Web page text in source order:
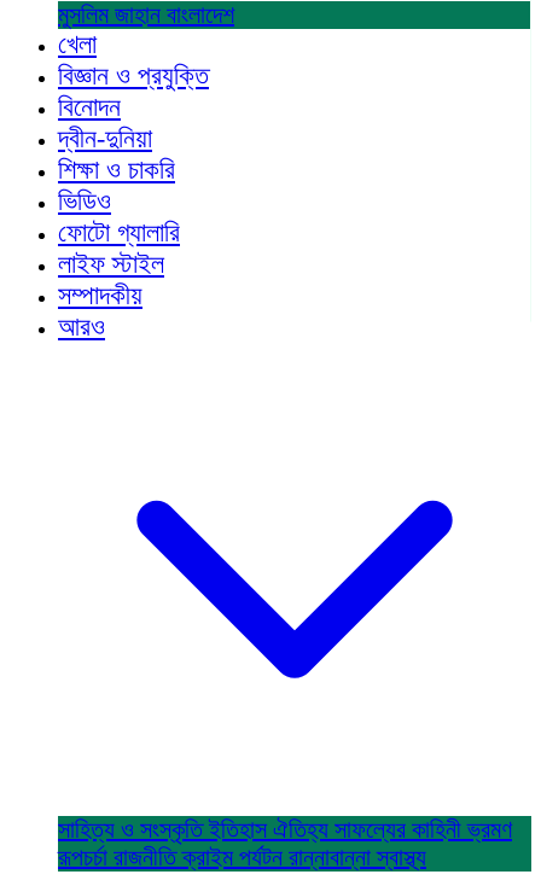
মুসলিম জাহান বাংলাদেশ
খেলা
বিজ্ঞান ও প্রযুক্তি
বিনোদন
দ্বীন-দুনিয়া
শিক্ষা ও চাকরি
ভিডিও
ফোটো গ্যালারি
লাইফ স্টাইল
সম্পাদকীয়
আরও
সাহিত্য ও সংস্কৃতিইতিহাস ঐতিহ্য সাফল্যের কাহিনীভ্রমণ
রূপচর্চা রাজনীতিক্রাইম পর্যটন রান্নাবান্নাস্বাস্থ্য